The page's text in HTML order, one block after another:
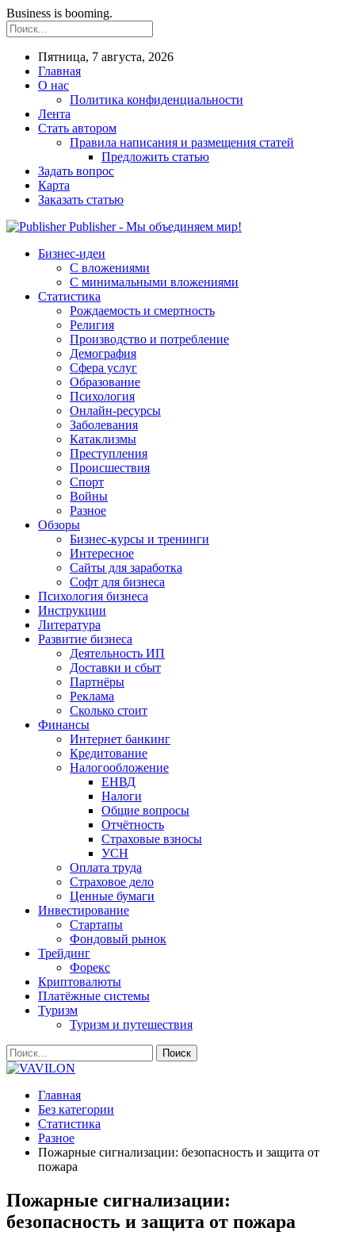
Business is booming.
Пятница, 7 августа, 2026
Главная
О нас
Политика конфиденциальности
Лента
Стать автором
Правила написания и размещения статей
Предложить статью
Задать вопрос
Карта
Заказать статью
Publisher - Мы объединяем мир!
Бизнес-идеи
С вложениями
С минимальными вложениями
Статистика
Рождаемость и смертность
Религия
Производство и потребление
Демография
Сфера услуг
Образование
Психология
Онлайн-ресурсы
Заболевания
Катаклизмы
Преступления
Происшествия
Спорт
Войны
Разное
Обзоры
Бизнес-курсы и тренинги
Интересное
Сайты для заработка
Софт для бизнеса
Психология бизнеса
Инструкции
Литература
Развитие бизнеса
Деятельность ИП
Доставки и сбыт
Партнёры
Реклама
Сколько стоит
Финансы
Интернет банкинг
Кредитование
Налогообложение
ЕНВД
Налоги
Общие вопросы
Отчётность
Страховые взносы
УСН
Оплата труда
Страховое дело
Ценные бумаги
Инвестирование
Стартапы
Фондовый рынок
Трейдинг
Форекс
Криптовалюты
Платёжные системы
Туризм
Туризм и путешествия
Главная
Без категории
Статистика
Разное
Пожарные сигнализации: безопасность и защита от
пожара
Пожарные сигнализации:
безопасность и защита от пожара